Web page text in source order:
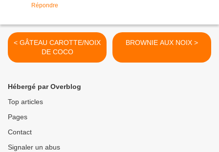
Répondre
< GÂTEAU CAROTTE/NOIX
DE COCO
BROWNIE AUX NOIX >
Hébergé par Overblog
Top articles
Pages
Contact
Signaler un abus